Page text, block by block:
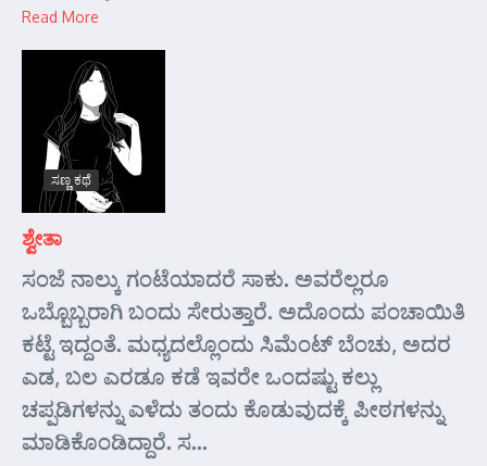
Read More
ಸಣ್ಣ ಕಥೆ
ಶ್ವೇತಾ
ಸಂಜೆ ನಾಲ್ಕು ಗಂಟೆಯಾದರೆ ಸಾಕು. ಅವರೆಲ್ಲರೂ
ಒಬ್ಬೊಬ್ಬರಾಗಿ ಬಂದು ಸೇರುತ್ತಾರೆ. ಅದೊಂದು ಪಂಚಾಯಿತಿ
ಕಟ್ಟೆ ಇದ್ದಂತೆ. ಮಧ್ಯದಲ್ಲೊಂದು ಸಿಮೆಂಟ್ ಬೆಂಚು, ಅದರ
ಎಡ, ಬಲ ಎರಡೂ ಕಡೆ ಇವರೇ ಒಂದಷ್ಟು ಕಲ್ಲು
ಚಪ್ಪಡಿಗಳನ್ನು ಎಳೆದು ತಂದು ಕೊಡುವುದಕ್ಕೆ ಪೀಠಗಳನ್ನು
ಮಾಡಿಕೊಂಡಿದ್ದಾರೆ. ಸ...